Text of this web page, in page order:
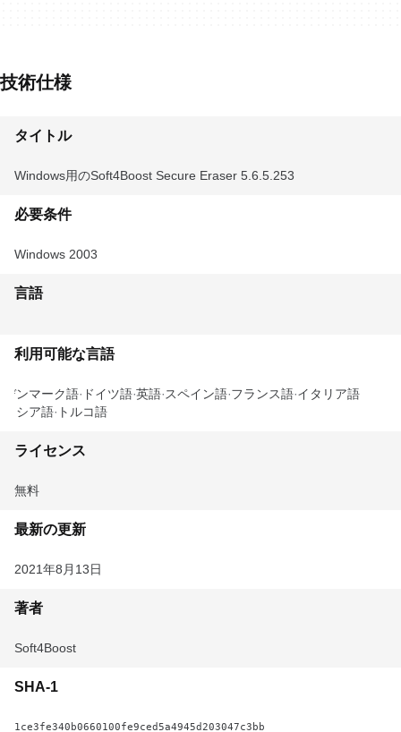
技術仕様
タイトル
Windows用のSoft4Boost Secure Eraser 5.6.5.253
必要条件
Windows 2003
言語
利用可能な言語
デンマーク語 ドイツ語 英語 スペイン語 フランス語 イタリア語
ロシア語 トルコ語
ライセンス
無料
最新の更新
2021年8月13日
著者
Soft4Boost
SHA-1
1ce3fe340b0660100fe9ced5a4945d203047c3bb